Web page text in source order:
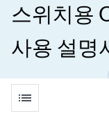
스위치용
사용 설명
list